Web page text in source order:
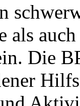
als
Die